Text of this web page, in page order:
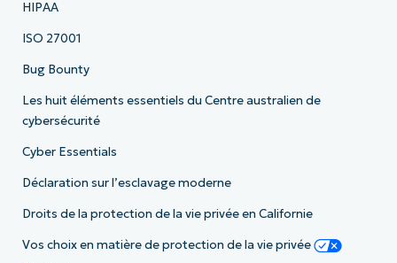
HIPAA
ISO 27001
Bug Bounty
Les huit éléments essentiels du Centre australien de
cybersécurité
Cyber Essentials
Déclaration sur l’esclavage moderne
Droits de la protection de la vie privée en Californie
Vos choix en matière de protection de la vie privée